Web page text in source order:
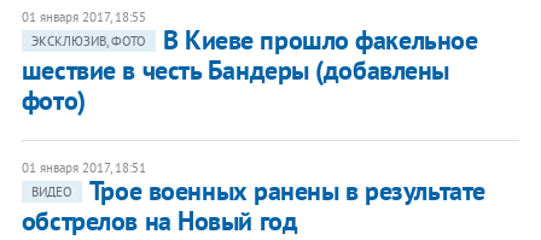
01 января 2017, 18:55
ЭКСКЛЮЗИВ, ФОТО
В Киеве прошло факельное
шествие в честь Бандеры (добавлены
фото)
01 января 2017, 18:51
ВИДЕО
Трое военных ранены в результате
обстрелов на Новый год